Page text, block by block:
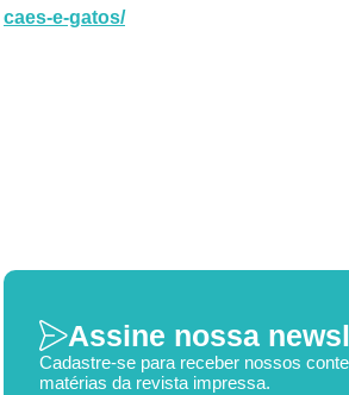
caes-e-gatos/
Assine nossa
Cadastre-se para receber nossos
matérias da revista impressa.